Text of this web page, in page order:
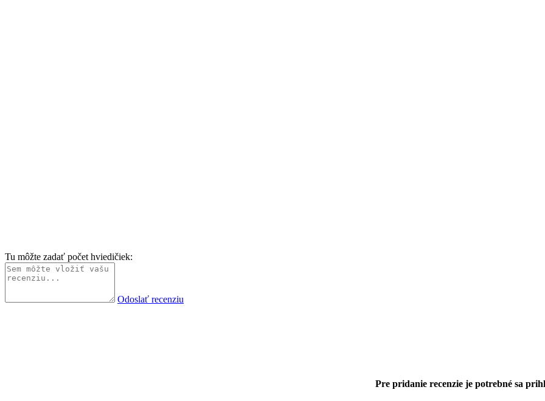
Tu môžte zadať počet hviedičiek:
Odoslať recenziu
Pre pridanie recenzie je potrebné sa